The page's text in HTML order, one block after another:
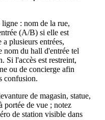
ligne : nom de la rue,
(A/B) si elle est
plusieurs entrées,
nom du hall d'entrée tel
Si l'accès est restreint,
ou de concierge afin
confusion.
de magasin, statue,
portée de vue ; notez
de station visible dans